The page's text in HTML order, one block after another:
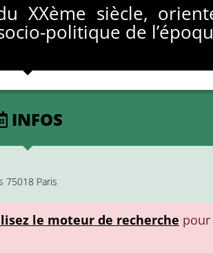
XXème siècle,
politique de
INFOS
75018 Paris
le moteur de recherche pour